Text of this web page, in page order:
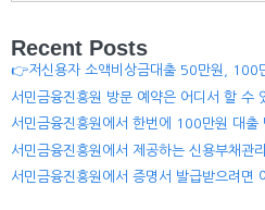
Recent Posts
👉저신용자 소액비상금대출 50만원, 100
서민금융진흥원 방문 예약은 어디서 할 수
서민금융진흥원에서 한번에 100만원 대출
서민금융진흥원에서 제공하는 신용부채관
서민금융진흥원에서 증명서 발급받으려면